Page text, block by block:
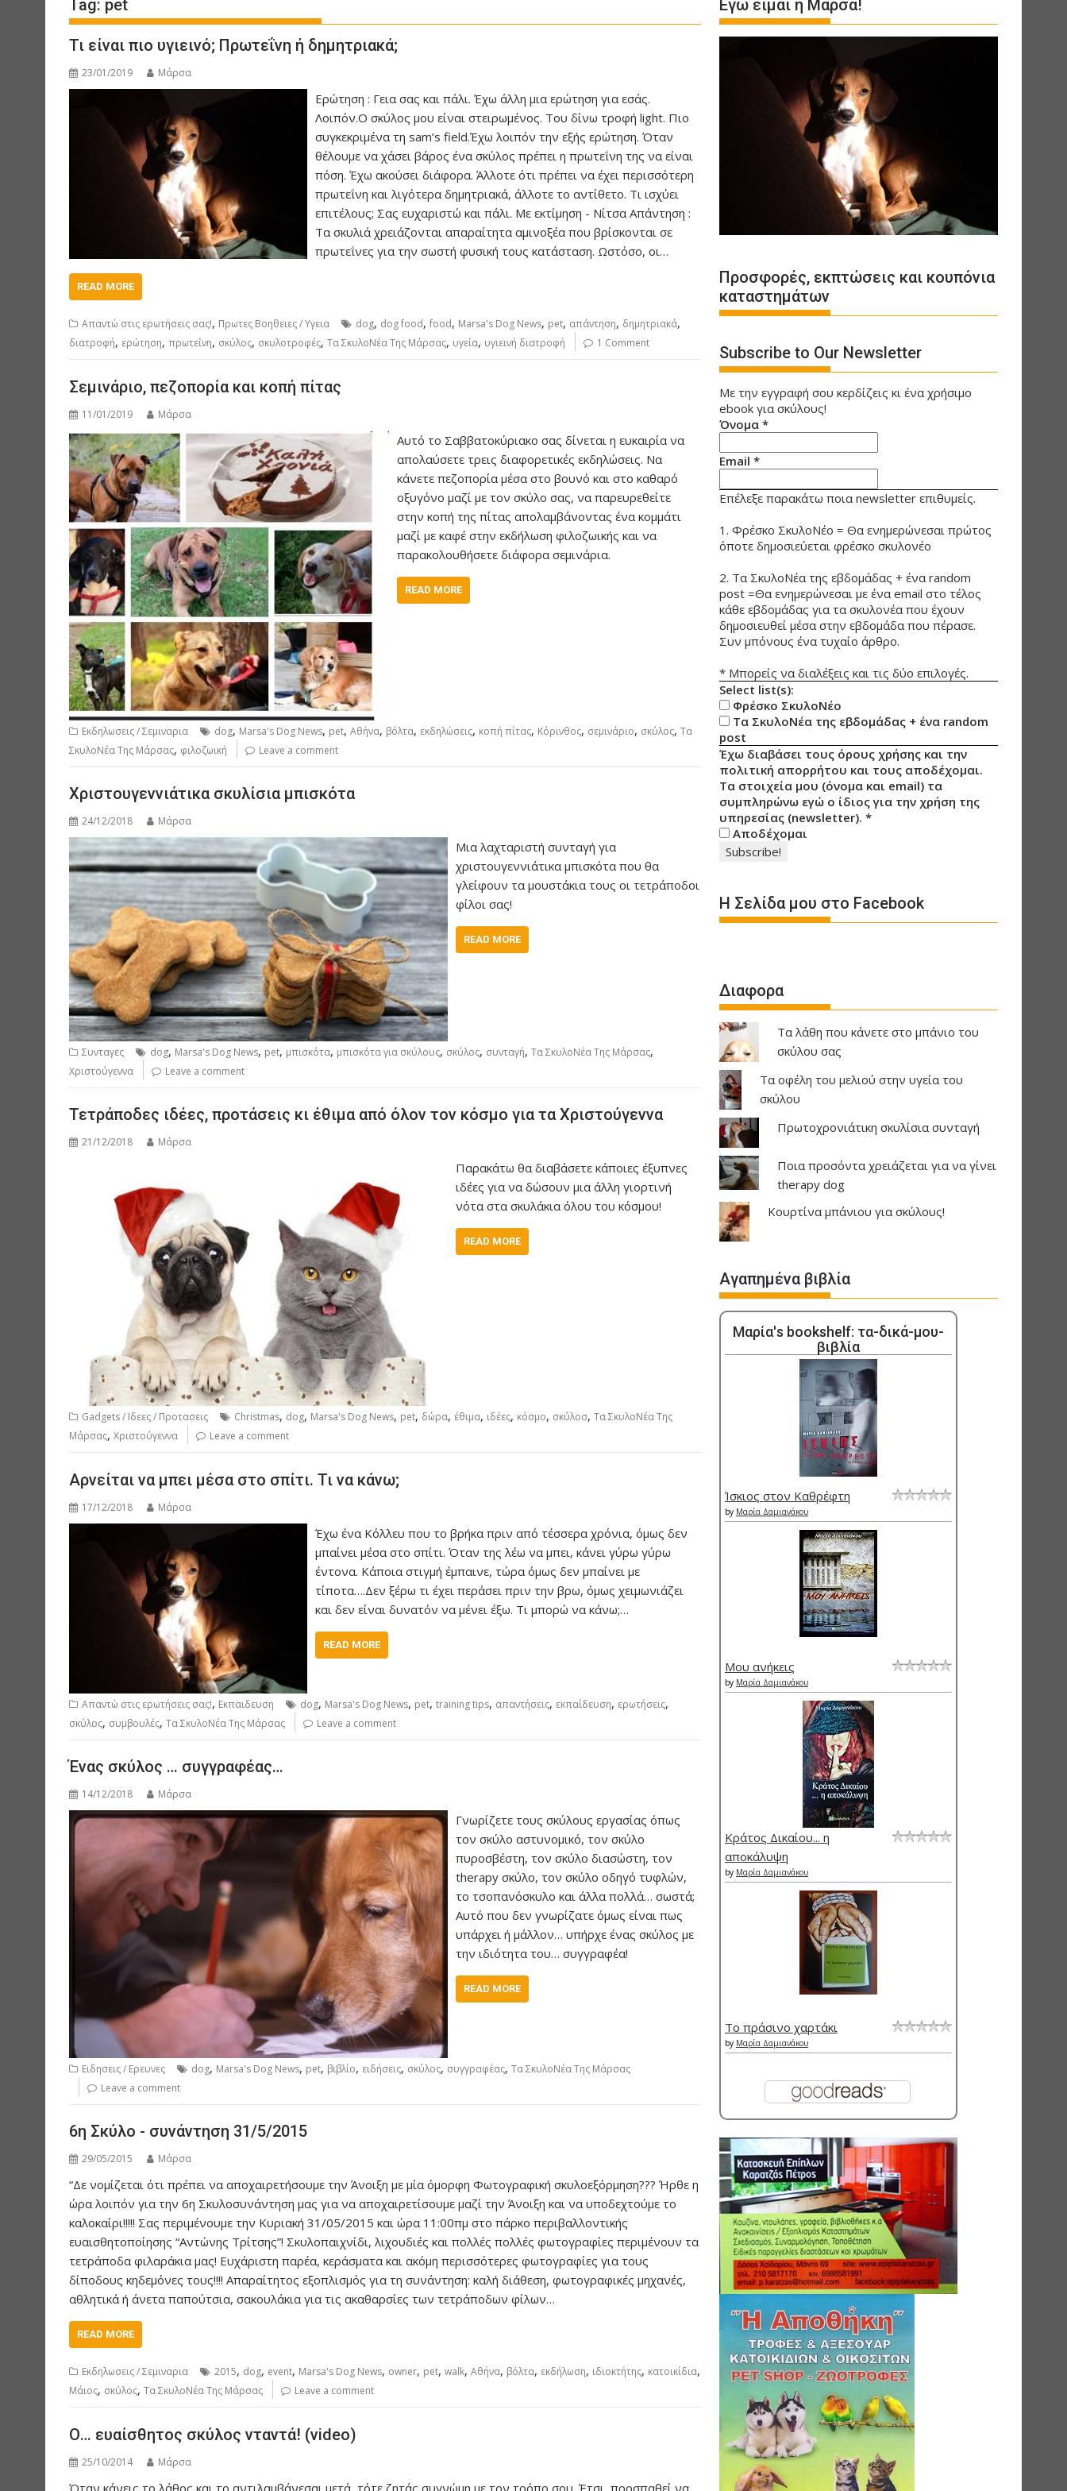
Tag: pet
Τι είναι πιο υγιεινό; Πρωτεΐνη ή δημητριακά;
23/01/2019 Μάρσα
Ερώτηση : Γεια σας και πάλι. Έχω άλλη μια ερώτηση για εσάς.
Λοιπόν.Ο σκύλος μου είναι στειρωμένος. Του δίνω τροφή light. Πιο
συγκεκριμένα τη sam’s field.Έχω λοιπόν την εξής ερώτηση. Όταν
θέλουμε να χάσει βάρος ένα σκύλος πρέπει η πρωτεΐνη της να είναι
πόση. Έχω ακούσει διάφορα. Άλλοτε ότι πρέπει να έχει περισσότερη
πρωτεΐνη και λιγότερα δημητριακά, άλλοτε το αντίθετο. Τι ισχύει
επιτέλους; Σας ευχαριστώ και πάλι. Με εκτίμηση - Νίτσα Απάντηση :
Τα σκυλιά χρειάζονται απαραίτητα αμινοξέα που βρίσκονται σε
πρωτεΐνες για την σωστή φυσική τους κατάσταση. Ωστόσο, οι…
READ MORE
Απαντώ στις ερωτήσεις σας!, Πρωτες Βοηθειες / Υγεια dog, dog food, food, Marsa's Dog News, pet, απάντηση, δημητριακά,
διατροφή, ερώτηση, πρωτεΐνη, σκύλος, σκυλοτροφές, Τα ΣκυλοΝέα Της Μάρσας, υγεία, υγιεινή διατροφή 1 Comment
Σεμινάριο, πεζοπορία και κοπή πίτας
11/01/2019 Μάρσα
Αυτό το Σαββατοκύριακο σας δίνεται η ευκαιρία να
απολαύσετε τρεις διαφορετικές εκδηλώσεις. Να
κάνετε πεζοπορία μέσα στο βουνό και στο καθαρό
οξυγόνο μαζί με τον σκύλο σας, να παρευρεθείτε
στην κοπή της πίτας απολαμβάνοντας ένα κομμάτι
μαζί με καφέ στην εκδήλωση φιλοζωικής και να
παρακολουθήσετε διάφορα σεμινάρια.
READ MORE
Εκδηλωσεις / Σεμιναρια dog, Marsa's Dog News, pet, Αθήνα, βόλτα, εκδηλώσεις, κοπή πίτας, Κόρινθος, σεμινάριο, σκύλος, Τα
ΣκυλοΝέα Της Μάρσας, φιλοζωική Leave a comment
Χριστουγεννιάτικα σκυλίσια μπισκότα
24/12/2018 Μάρσα
Μια λαχταριστή συνταγή για
χριστουγεννιάτικα μπισκότα που θα
γλείφουν τα μουστάκια τους οι τετράποδοι
φίλοι σας!
READ MORE
Συνταγες dog, Marsa's Dog News, pet, μπισκότα, μπισκότα για σκύλους, σκύλος, συνταγή, Τα ΣκυλοΝέα Της Μάρσας,
Χριστούγεννα Leave a comment
Τετράποδες ιδέες, προτάσεις κι έθιμα από όλον τον κόσμο για τα Χριστούγεννα
21/12/2018 Μάρσα
Παρακάτω θα διαβάσετε κάποιες έξυπνες
ιδέες για να δώσουν μια άλλη γιορτινή
νότα στα σκυλάκια όλου του κόσμου!
READ MORE
Gadgets / Ιδεες / Προτασεις Christmas, dog, Marsa's Dog News, pet, δώρα, έθιμα, ιδέες, κόσμο, σκύλοσ, Τα ΣκυλοΝέα Της
Μάρσας, Χριστούγεννα Leave a comment
Αρνείται να μπει μέσα στο σπίτι. Τι να κάνω;
17/12/2018 Μάρσα
Έχω ένα Κόλλευ που το βρήκα πριν από τέσσερα χρόνια, όμως δεν
μπαίνει μέσα στο σπίτι. Όταν της λέω να μπει, κάνει γύρω γύρω
έντονα. Κάποια στιγμή έμπαινε, τώρα όμως δεν μπαίνει με
τίποτα….Δεν ξέρω τι έχει περάσει πριν την βρω, όμως χειμωνιάζει
και δεν είναι δυνατόν να μένει έξω. Τι μπορώ να κάνω;…
READ MORE
Απαντώ στις ερωτήσεις σας!, Εκπαιδευση dog, Marsa's Dog News, pet, training tips, απαντήσεις, εκπαίδευση, ερωτήσεις,
σκύλος, συμβουλές, Τα ΣκυλοΝέα Της Μάρσας Leave a comment
Ένας σκύλος … συγγραφέας…
14/12/2018 Μάρσα
Γνωρίζετε τους σκύλους εργασίας όπως
τον σκύλο αστυνομικό, τον σκύλο
πυροσβέστη, τον σκύλο διασώστη, τον
therapy σκύλο, τον σκύλο οδηγό τυφλών,
το τσοπανόσκυλο και άλλα πολλά… σωστά;
Αυτό που δεν γνωρίζατε όμως είναι πως
υπάρχει ή μάλλον… υπήρχε ένας σκύλος με
την ιδιότητα του… συγγραφέα!
READ MORE
Ειδησεις / Ερευνες dog, Marsa's Dog News, pet, βιβλίο, ειδήσεις, σκύλος, συγγραφέας, Τα ΣκυλοΝέα Της Μάρσας
Leave a comment
6η Σκύλο - συνάντηση 31/5/2015
29/05/2015 Μάρσα
“Δε νομίζεται ότι πρέπει να αποχαιρετήσουμε την Άνοιξη με μία όμορφη Φωτογραφική σκυλοεξόρμηση??? Ήρθε η
ώρα λοιπόν για την 6η Σκυλοσυνάντηση μας για να αποχαιρετίσουμε μαζί την Άνοιξη και να υποδεχτούμε το
καλοκαίρι!!!!! Σας περιμένουμε την Κυριακή 31/05/2015 και ώρα 11:00πμ στο πάρκο περιβαλλοντικής
ευαισθητοποίησης “Αντώνης Τρίτσης”! Σκυλοπαιχνίδι, λιχουδιές και πολλές πολλές φωτογραφίες περιμένουν τα
τετράποδα φιλαράκια μας! Ευχάριστη παρέα, κεράσματα και ακόμη περισσότερες φωτογραφίες για τους
δίποδους κηδεμόνες τους!!!! Απαραίτητος εξοπλισμός για τη συνάντηση: καλή διάθεση, φωτογραφικές μηχανές,
αθλητικά ή άνετα παπούτσια, σακουλάκια για τις ακαθαρσίες των τετράποδων φίλων…
READ MORE
Εκδηλωσεις / Σεμιναρια 2015, dog, event, Marsa's Dog News, owner, pet, walk, Αθήνα, βόλτα, εκδήλωση, ιδιοκτήτης, κατοικίδια,
Μάιος, σκύλος, Τα ΣκυλοΝέα Της Μάρσας Leave a comment
Ο… ευαίσθητος σκύλος νταντά! (video)
25/10/2014 Μάρσα
Όταν κάνεις το λάθος και το αντιλαμβάνεσαι μετά, τότε ζητάς συγνώμη με τον τρόπο σου. Έτσι, προσπαθεί να
Εγώ είμαι η Μάρσα!
Προσφορές, εκπτώσεις και κουπόνια
καταστημάτων
Subscribe to Our Newsletter
Με την εγγραφή σου κερδίζεις κι ένα χρήσιμο
ebook για σκύλους!
Όνομα *
Email *
Επέλεξε παρακάτω ποια newsletter επιθυμείς.
1. Φρέσκο ΣκυλοΝέο = Θα ενημερώνεσαι πρώτος
όποτε δημοσιεύεται φρέσκο σκυλονέο
2. Τα ΣκυλοΝέα της εβδομάδας + ένα random
post =Θα ενημερώνεσαι με ένα email στο τέλος
κάθε εβδομάδας για τα σκυλονέα που έχουν
δημοσιευθεί μέσα στην εβδομάδα που πέρασε.
Συν μπόνους ένα τυχαίο άρθρο.
* Μπορείς να διαλέξεις και τις δύο επιλογές.
Select list(s):
Φρέσκο ΣκυλοΝέο
Τα ΣκυλοΝέα της εβδομάδας + ένα random
post
Έχω διαβάσει τους όρους χρήσης και την
πολιτική απορρήτου και τους αποδέχομαι.
Τα στοιχεία μου (όνομα και email) τα
συμπληρώνω εγώ ο ίδιος για την χρήση της
υπηρεσίας (newsletter). *
Αποδέχομαι
Η Σελίδα μου στο Facebook
Διαφορα
Τα λάθη που κάνετε στο μπάνιο του
σκύλου σας
Τα οφέλη του μελιού στην υγεία του
σκύλου
Πρωτοχρονιάτικη σκυλίσια συνταγή
Ποια προσόντα χρειάζεται για να γίνει
therapy dog
Κουρτίνα μπάνιου για σκύλους!
Αγαπημένα βιβλία
Μαρία's bookshelf: τα-δικά-μου-
βιβλία
Ίσκιος στον Καθρέφτη
by Μαρία Δαμιανάκου
Μου ανήκεις
by Μαρία Δαμιανάκου
Κράτος Δικαίου... η
αποκάλυψη
by Μαρία Δαμιανάκου
Το πράσινο χαρτάκι
by Μαρία Δαμιανάκου